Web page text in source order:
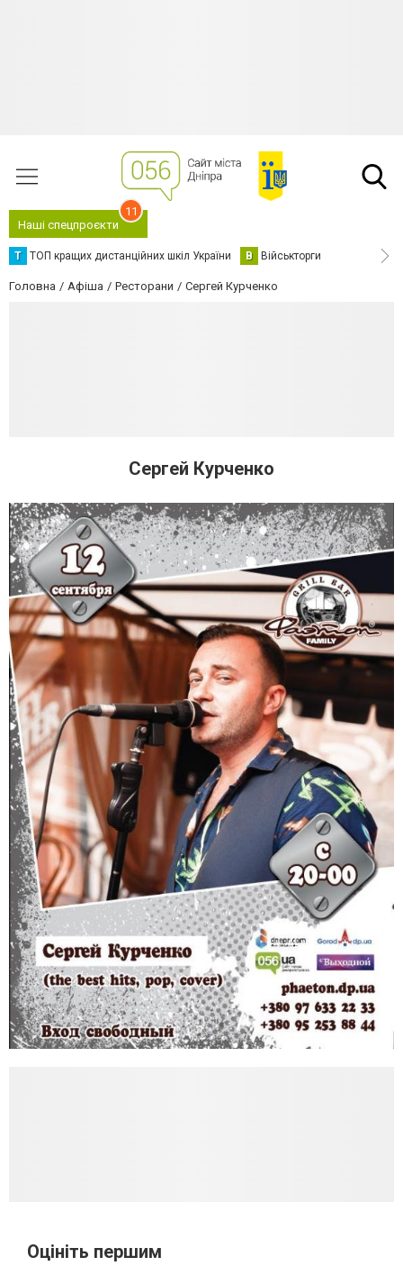
Наші спецпроєкти
11
Т ТОП кращих дистанційних шкіл України В Військторги
Головна Афіша Ресторани Сергей Курченко
Сергей Курченко
Оцініть першим